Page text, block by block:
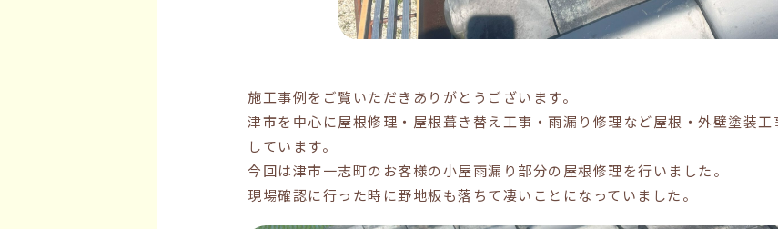
施工事例をご覧いただきありがとうございます。
津市を中心に屋根修理・屋根葺き替え工事・雨漏り修理など屋根・外壁塗装
しています。
今回は津市一志町のお客様の小屋雨漏り部分の屋根修理を行いました。
現場確認に行った時に野地板も落ちて凄いことになっていました。